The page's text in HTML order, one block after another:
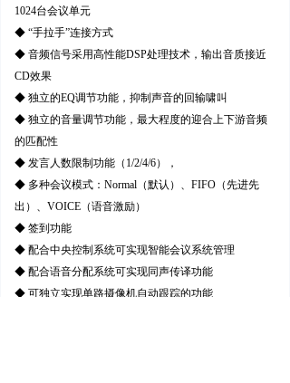
1024台会议单元
◆ “手拉手”连接方式
◆ 音频信号采用高性能DSP处理技术，输出音质接近
CD效果
◆ 独立的EQ调节功能，抑制声音的回输啸叫
◆ 独立的音量调节功能，最大程度的迎合上下游音频
的匹配性
◆ 发言人数限制功能（1/2/4/6），
◆ 多种会议模式：Normal（默认）、FIFO（先进先
出）、VOICE（语音激励）
◆ 签到功能
◆ 配合中央控制系统可实现智能会议系统管理
◆ 配合语音分配系统可实现同声传译功能
◆ 可独立实现单路摄像机自动跟踪的功能